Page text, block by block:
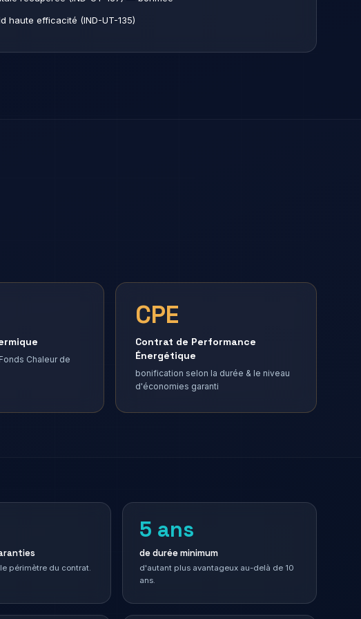
haute efficacité (IND-UT-135)
Chaleur de
CPE
Contrat de Performance
Énergétique
bonification selon la durée & le niveau
d'économies garanti
périmètre du contrat.
5 ans
de durée minimum
d'autant plus avantageux au-delà de 10
ans.